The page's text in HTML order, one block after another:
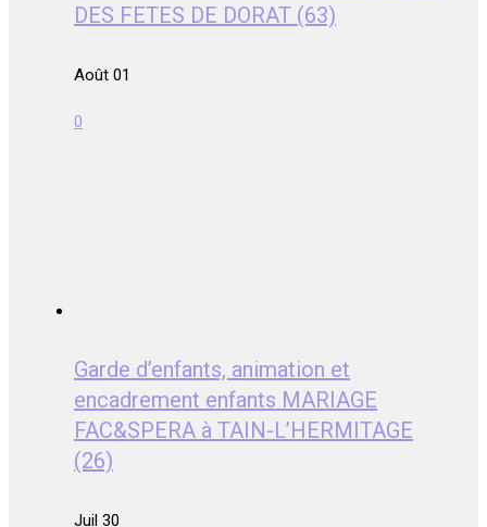
DES FETES DE DORAT (63)
Août 01
0
Garde d’enfants, animation et
encadrement enfants MARIAGE
FAC&SPERA à TAIN-L’HERMITAGE
(26)
Juil 30